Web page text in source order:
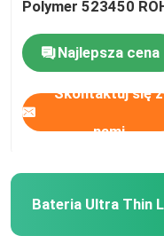
Akumulator do
Polymer 523450
Najlepsza cena
Skontaktuj się z
nami
Bateria Ultra Thin